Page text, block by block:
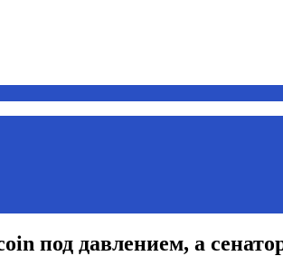
под давлением, а